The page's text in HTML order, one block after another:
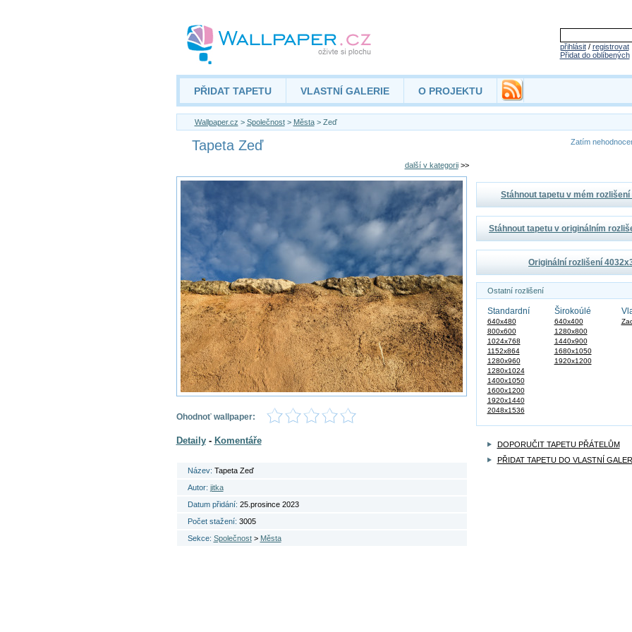
přihlásit/ registrovat
Přidat do oblíbených
PŘIDAT TAPETU VLASTNÍ GALERIE O PROJEKTU
Wallpaper.cz > Společnost> Města> Zeď
Tapeta Zeď Zatím
další v kategorii>>
Ohodnoť wallpaper:
Detaily- Komentáře
Název: Tapeta Zeď
Autor: jitka
Datum přidání: 25.prosince 2023
Počet stažení: 3005
Sekce: Společnost> Města
Stáhnout tapetu v mém rozlišení
Stáhnout tapetu v originálním
Originální rozlišení
Ostatní rozlišení
Standardní
640x480
800x600
1024x768
1152x864
1280x960
1280x1024
1400x1050
1600x1200
1920x1440
2048x1536
Širokoúlé
640x400
1280x800
1440x900
1680x1050
1920x1200
DOPORUČIT TAPETU PŘÁTELŮM
PŘIDAT TAPETU DO VLASTNÍ